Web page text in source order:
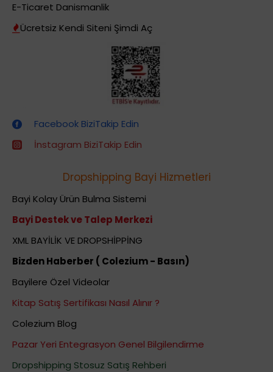
E-Ticaret Danismanlik
Ücretsiz Kendi Siteni Şimdi Aç
Facebook BiziTakip Edin
İnstagram BiziTakip Edin
Dropshipping Bayi Hizmetleri
Bayi Kolay Ürün Bulma Sistemi
Bayi Destek ve Talep Merkezi
XML BAYİLİK VE DROPSHİPPİNG
Bizden Haberber ( Colezium - Basın)
Bayilere Özel Videolar
Kitap Satış Sertifikası Nasıl Alınır ?
Colezium Blog
Pazar Yeri Entegrasyon Genel Bilgilendirme
Dropshipping Stosuz Satış Rehberi